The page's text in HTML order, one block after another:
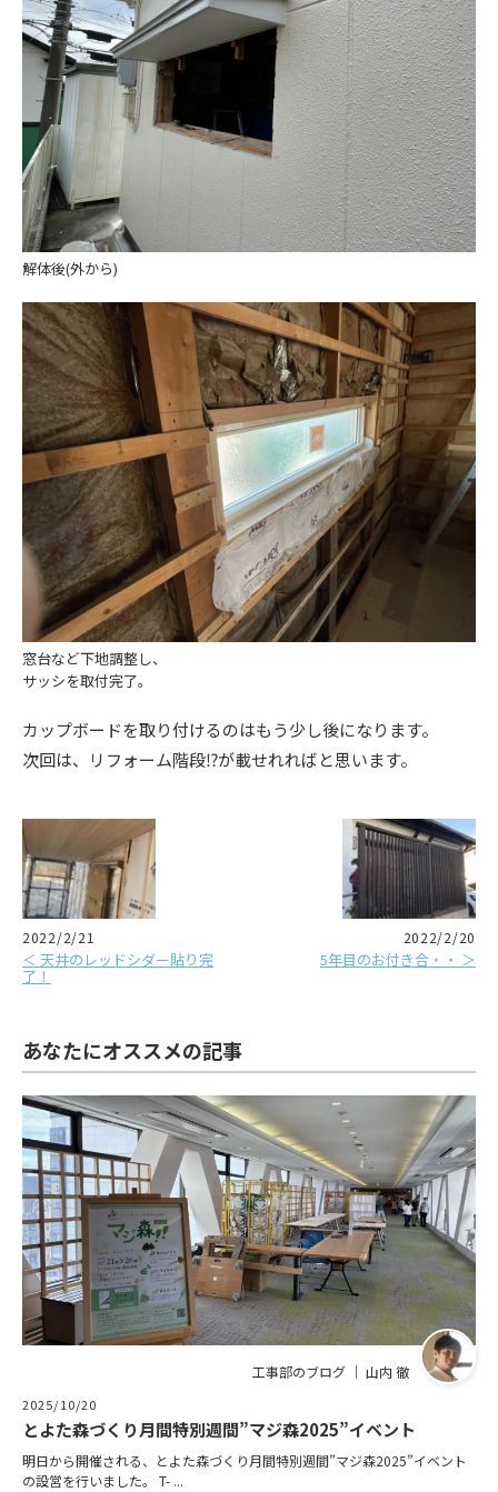
解体後(外から)
窓台など下地調整し、
サッシを取付完了。
カップボードを取り付けるのはもう少し後になります。
次回は、リフォーム階段⁉️が載せれればと思います。
2022/2/21
＜ 天井のレッドシダー貼り完
了！
2022/2/20
5年目のお付き合・・ ＞
あなたにオススメの記事
工事部のブログ ｜ 山内 徹
2025/10/20
とよた森づくり月間特別週間”マジ森2025”イベント
明日から開催される、とよた森づくり月間特別週間”マジ森2025”イベント
の設営を行いました。 T- ...